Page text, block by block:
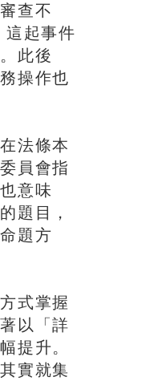
查不
這起事件
此後
操作也
法條本
員會指
意味
題目，
題方
式掌握
以「詳
提升。
實就集